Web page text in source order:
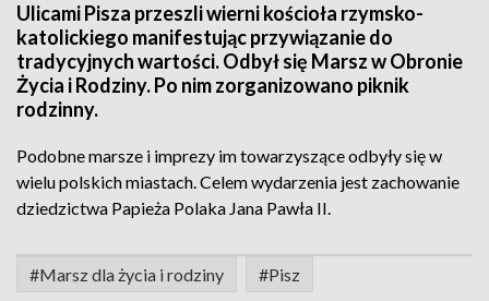
Ulicami Pisza przeszli wierni kościoła rzymsko-
katolickiego manifestując przywiązanie do
tradycyjnych wartości. Odbył się Marsz w Obronie
Życia i Rodziny. Po nim zorganizowano piknik
rodzinny.
Podobne marsze i imprezy im towarzyszące odbyły się w
wielu polskich miastach. Celem wydarzenia jest zachowanie
dziedzictwa Papieża Polaka Jana Pawła II.
#Marsz dla życia i rodziny #Pisz